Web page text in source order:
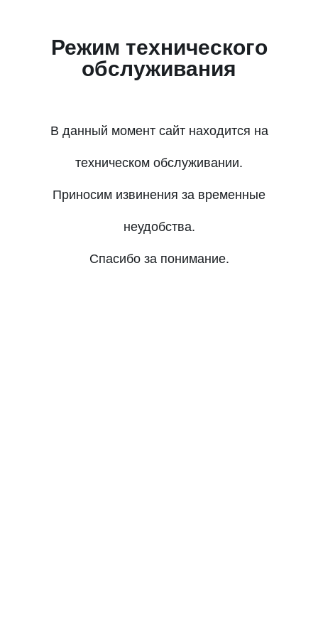
Режим технического
обслуживания
В данный момент сайт находится на
техническом обслуживании.
Приносим извинения за временные
неудобства.
Спасибо за понимание.